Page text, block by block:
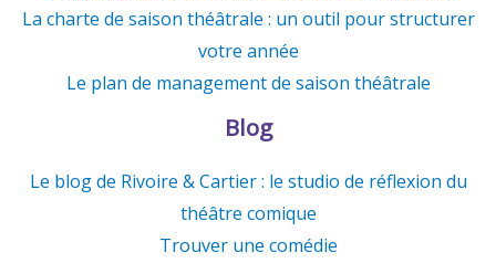
La charte de saison théâtrale : un outil pour structurer
votre année
Le plan de management de saison théâtrale
Blog
Le blog de Rivoire & Cartier : le studio de réflexion du
théâtre comique
Trouver une comédie